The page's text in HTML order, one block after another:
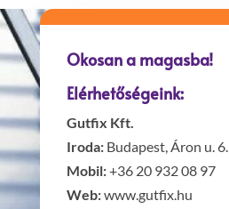
Okosan a magasba!
Elérhetőségeink:
Gutfix Kft.
Iroda:Budapest, Áron u. 6.
Mobil:+36 20 932 08 97
Web:www.gutfix.hu